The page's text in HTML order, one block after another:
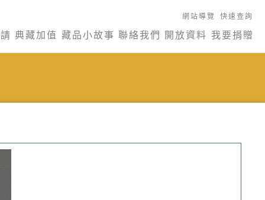
網站導覽 快速查詢
典藏加值 藏品小故事 聯絡我們 開放資料 我要捐贈